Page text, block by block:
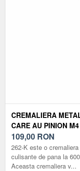
CREMALIERA
CARE AU PINION
109,00 RON
262-K este o
culisante de pana la
Aceasta cremaliera v...